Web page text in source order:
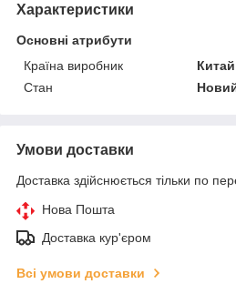
Характеристики
Основні атрибути
Країна виробник
Китай
Стан
Умови доставки
Доставка здійснюється тільки по
Нова Пошта
Доставка кур'єром
Всі умови доставки